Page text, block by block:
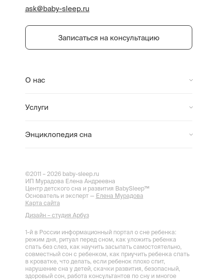
ask@baby-sleep.ru
Записаться на консультацию
О нас
Услуги
Энциклопедия сна
©2011 – 2026 baby-sleep.ru
ИП Мурадова Елена Андреевна
Центр детского сна и развития BabySleep™
Основатель и эксперт — Елена Мурадова
Карта сайта
Дизайн – студия Арбуз
1-й в России информационный портал о сне ребенка:
режим дня, ритуал перед сном, как уложить ребенка
спать без слез, как научить засыпать самостоятельно,
совместный сон с ребенком, как приучить ребенка спать
в кроватке, что делать, если ребенок плохо спит,
нарушение сна у детей, скачки развития, безопасный,
здоровый сон, работа консультантов по сну и многое